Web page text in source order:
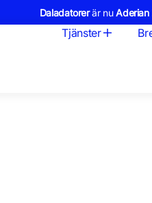
Daladatorerär nuAderian
Tjänster